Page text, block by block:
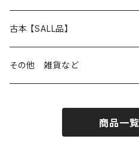
本屋のこと
近代小説 エッセイ 戯曲（日本人作家
現代小説 エッセイ 戯曲（日本人作家
現代小説 エッセイ 戯曲（外国人作家
日々 の できこと
日常の 風景 群像
生き方 ライフスタイル
人生 生き方 について考える
食べ物 料理
読書のこと
本屋のこと
日本文学
小説 エッセイ 戯曲（日本人作家）
ファンタジー SF 時代小説 幻想文学
海外文学
詩（外国人作家）
日常の 風景 群像
生き方 ライフスタイル
日本文学
小説 エッセイ 戯曲
海外文学
古本 【SALL品】
20％OFF
その他 雑貨など
商品一